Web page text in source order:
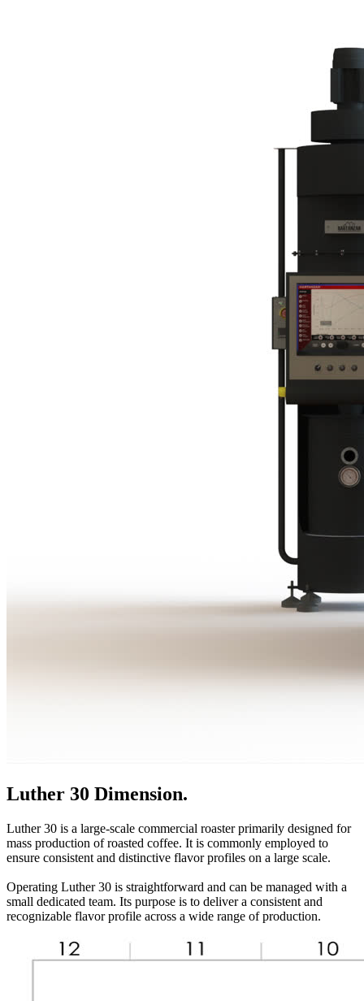
Luther 30 Dimension.
Luther 30 is a large-scale commercial roaster primarily designed for
mass production of roasted coffee. It is commonly employed to
ensure consistent and distinctive flavor profiles on a large scale.
Operating Luther 30 is straightforward and can be managed with a
small dedicated team. Its purpose is to deliver a consistent and
recognizable flavor profile across a wide range of production.